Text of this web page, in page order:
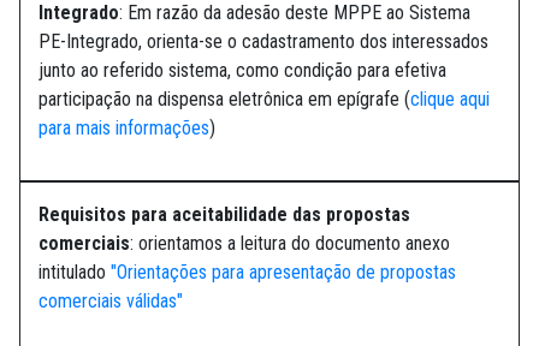
Integrado: Em razão da adesão deste MPPE ao Sistema
PE-Integrado, orienta-se o cadastramento dos interessados
junto ao referido sistema, como condição para efetiva
participação na dispensa eletrônica em epígrafe (clique aqui
para mais informações)
Requisitos para aceitabilidade das propostas
comerciais: orientamos a leitura do documento anexo
intitulado "Orientações para apresentação de propostas
comerciais válidas"